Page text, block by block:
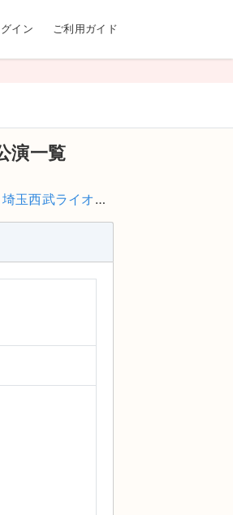
イン ご利用ガイド
演一覧
埼玉西武ライオン
ムであり、プロ
、毎年夏に行わ
のアーティスト
ティは33,556
ーム球場として
「メットライフ
ーも楽します。
にパーキングエ
ムテニスコート
ってこいの席が
です。また、場
が初めての方で